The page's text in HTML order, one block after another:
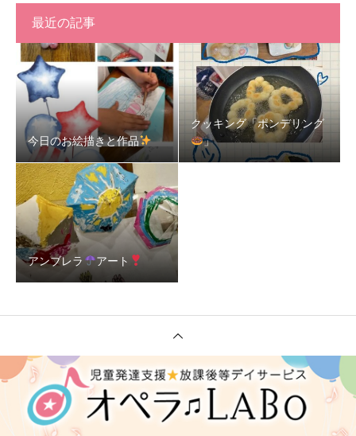
最近の記事
今日のお絵描きと作品
クッキング「ポンデリング
」
アンブレラ アート